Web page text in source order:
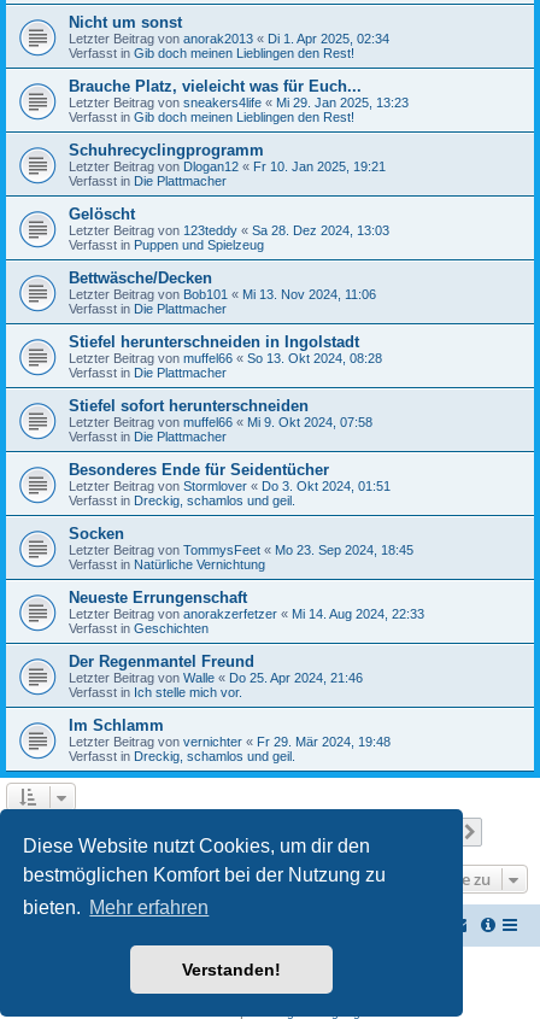
Diese Website nutzt Cookies, um dir den
bestmöglichen Komfort bei der Nutzung zu
bieten. Mehr erfahren
Verstanden!
Nicht um sonst
Letzter Beitrag von anorak2013 « Di 1. Apr 2025, 02:34
Verfasst in Gib doch meinen Lieblingen den Rest!
Brauche Platz, vieleicht was für Euch...
Letzter Beitrag von sneakers4life « Mi 29. Jan 2025, 13:23
Verfasst in Gib doch meinen Lieblingen den Rest!
Schuhrecyclingprogramm
Letzter Beitrag von Dlogan12 « Fr 10. Jan 2025, 19:21
Verfasst in Die Plattmacher
Gelöscht
Letzter Beitrag von 123teddy « Sa 28. Dez 2024, 13:03
Verfasst in Puppen und Spielzeug
Bettwäsche/Decken
Letzter Beitrag von Bob101 « Mi 13. Nov 2024, 11:06
Verfasst in Die Plattmacher
Stiefel herunterschneiden in Ingolstadt
Letzter Beitrag von muffel66 « So 13. Okt 2024, 08:28
Verfasst in Die Plattmacher
Stiefel sofort herunterschneiden
Letzter Beitrag von muffel66 « Mi 9. Okt 2024, 07:58
Verfasst in Die Plattmacher
Besonderes Ende für Seidentücher
Letzter Beitrag von Stormlover « Do 3. Okt 2024, 01:51
Verfasst in Dreckig, schamlos und geil.
Socken
Letzter Beitrag von TommysFeet « Mo 23. Sep 2024, 18:45
Verfasst in Natürliche Vernichtung
Neueste Errungenschaft
Letzter Beitrag von anorakzerfetzer « Mi 14. Aug 2024, 22:33
Verfasst in Geschichten
Der Regenmantel Freund
Letzter Beitrag von Walle « Do 25. Apr 2024, 21:46
Verfasst in Ich stelle mich vor.
Im Schlamm
Letzter Beitrag von vernichter « Fr 29. Mär 2024, 19:48
Verfasst in Dreckig, schamlos und geil.
Gehe zu
Powered byphpBB® Forum Software © phpBB Limited
phpBB.de